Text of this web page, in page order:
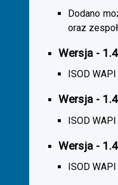
Dodano
oraz
Wersja -
ISOD
Wersja -
ISOD
Wersja -
ISOD